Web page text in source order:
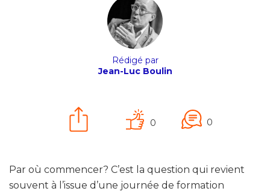
Rédigé par
Jean-Luc Boulin
0 0
Par où commencer? C’est la question qui revient
souvent à l’issue d’une journée de formation